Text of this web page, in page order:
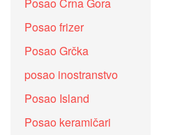
Posao Crna Gora
Posao frizer
Posao Grčka
posao inostranstvo
Posao Island
Posao keramičari